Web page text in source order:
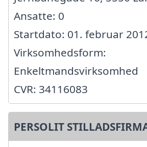
Ansatte: 0
Startdato: 01. februar
Virksomhedsform:
Enkeltmandsvirksomhed
CVR: 34116083
PERSOLIT